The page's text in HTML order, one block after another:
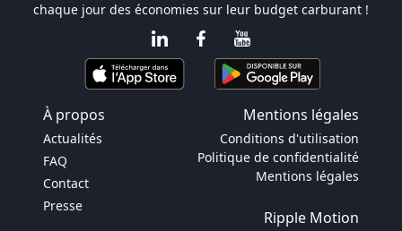
chaque jour des économies sur leur budget carburant !
À propos Mentions légales
Actualités
FAQ
Contact
Presse
Conditions d'utilisation
Politique de confidentialité
Mentions légales
Ripple Motion